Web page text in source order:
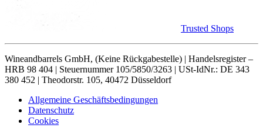
Trusted Shops
Wineandbarrels GmbH, (Keine Rückgabestelle) | Handelsregister –
HRB 98 404 | Steuernummer 105/5850/3263 | USt-IdNr.: DE 343
380 452 | Theodorstr. 105, 40472 Düsseldorf
Allgemeine Geschäftsbedingungen
Datenschutz
Cookies